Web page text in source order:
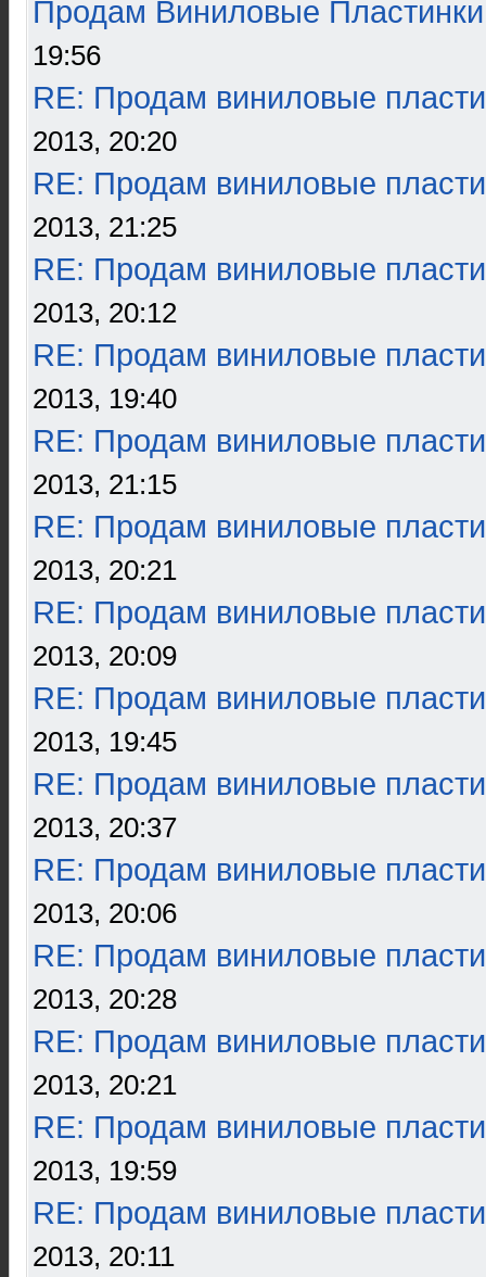
Продам Виниловые Пластинки
19:56
RE: Продам виниловые
2013, 20:20
RE: Продам виниловые
2013, 21:25
RE: Продам виниловые
2013, 20:12
RE: Продам виниловые
2013, 19:40
RE: Продам виниловые
2013, 21:15
RE: Продам виниловые
2013, 20:21
RE: Продам виниловые
2013, 20:09
RE: Продам виниловые
2013, 19:45
RE: Продам виниловые
2013, 20:37
RE: Продам виниловые
2013, 20:06
RE: Продам виниловые
2013, 20:28
RE: Продам виниловые
2013, 20:21
RE: Продам виниловые
2013, 19:59
RE: Продам виниловые
2013, 20:11